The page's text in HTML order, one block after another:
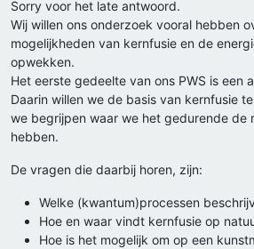
Sorry voor het late antwoord.
Wij willen ons onderzoek vooral hebben
mogelijkheden van kernfusie en de
opwekken.
Het eerste gedeelte van ons PWS is een
Daarin willen we de basis van kernfusie
we begrijpen waar we het gedurende de
hebben.
De vragen die daarbij horen, zijn:
Welke (kwantum)processen
Hoe en waar vindt kernfusie op
Hoe is het mogelijk om op een